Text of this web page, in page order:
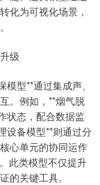
化为可视化场景，
级
型**通过集成声、
。例如，**烟气脱
状态，配合数据监
设备模型**则通过分
心单元的协同运作
此类模型不仅提升
的关键工具。